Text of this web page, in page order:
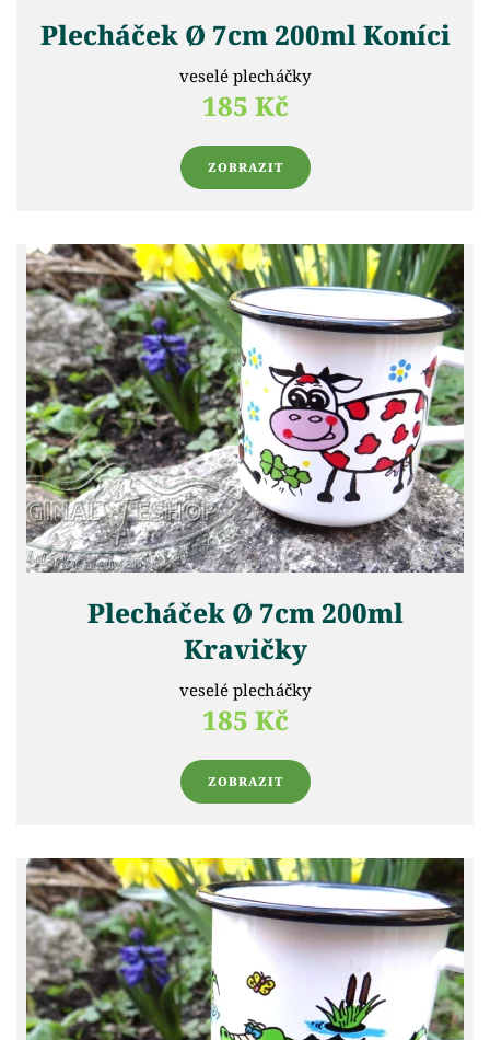
Plecháček Ø 7cm 200ml Koníci
veselé plecháčky
185 Kč
ZOBRAZIT
Plecháček Ø 7cm 200ml
Kravičky
veselé plecháčky
185 Kč
ZOBRAZIT